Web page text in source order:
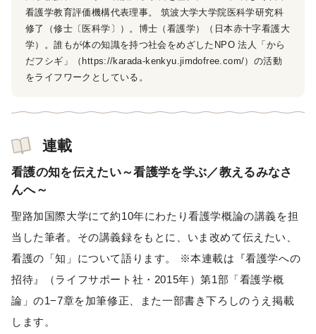
看護学教育評価機構代表理事。 筑波大学大学院医科学研究科
修了（修士〔医科学〕）。博士（看護学）（日本赤十字看護大
学）。誰もが体の知識を持つ社会をめざしたNPO 法人「から
だフシギ」（https://karada-kenkyu.jimdofree.com/）の活動
をライフワークとしている。
連載
看護の知を伝えたい～看護学を学ぶ／教えるみなさ
んへ～
聖路加国際大学にて約10年にわたり看護学概論の講義を担
当した筆者。その講義録をもとに、いま改めて伝えたい、
看護の「知」について語ります。 ※本連載は『看護学への
招待』（ライフサポート社・2015年）第1部「看護学概
論」の1−7章を加筆修正、また一部書き下ろしのうえ掲載
します。